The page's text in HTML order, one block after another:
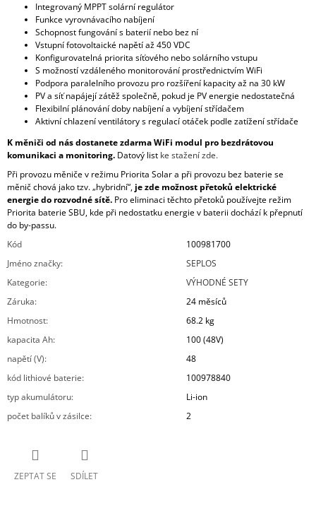
Integrovaný MPPT solární regulátor
Funkce vyrovnávacího nabíjení
Schopnost fungování s baterií nebo bez ní
Vstupní fotovoltaické napětí až 450 VDC
Konfigurovatelná priorita síťového nebo solárního vstupu
S možností vzdáleného monitorování prostřednictvím WiFi
Podpora paralelního provozu pro rozšíření kapacity až na 30 kW
PV a síť napájejí zátěž společně, pokud je PV energie nedostatečná
Flexibilní plánování doby nabíjení a vybíjení střídačem
Aktivní chlazení ventilátory s regulací otáček podle zatížení střídače
K měniči od nás dostanete zdarma WiFi modul pro bezdrátovou
komunikaci a monitoring. Datový list ke stažení zde.
Při provozu měniče v režimu Priorita Solar a při provozu bez baterie se
měnič chová jako tzv. „hybridní“, je zde možnost přetoků elektrické
energie do rozvodné sítě. Pro eliminaci těchto přetoků používejte režim
Priorita baterie SBU, kde při nedostatku energie v baterii dochází k přepnutí
do by-passu.
Kód
100981700
Jméno značky:
SEPLOS
Kategorie:
VÝHODNÉ SETY
Záruka:
24 měsíců
Hmotnost:
68.2 kg
kapacita Ah:
100 (48V)
napětí (V):
48
kód lithiové baterie:
100978840
typ akumulátoru:
Li-ion
počet balíků v zásilce: 2
ZEPTAT SE SDÍLET